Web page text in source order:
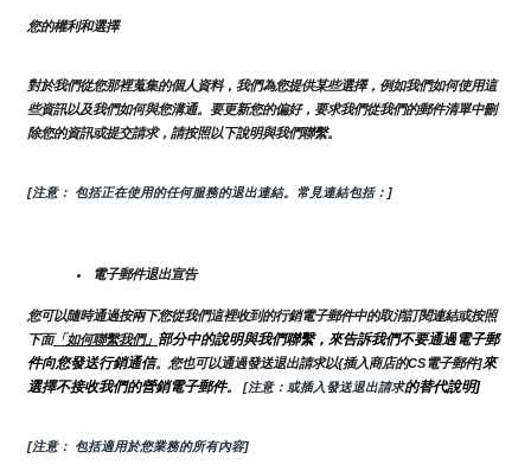
您的權利和選擇
對於我們從您那裡蒐集的個人資料，我們為您提供某些選擇，例如我們如何使用這
些資訊以及我們如何與您溝通。要更新您的偏好，要求我們從我們的郵件清單中刪
除您的資訊或提交請求，請按照以下說明與我們聯繫。
[注意： 包括正在使用的任何服務的退出連結。常見連結包括：]
電子郵件退出宣告
您可以隨時通過按兩下您從我們這裡收到的行銷電子郵件中的取消訂閱連結或按照
下面「如何聯繫我們」 部分中的說明與我們聯繫，來告訴我們不要通過電子郵
件向您發送行銷通信。您也可以通過發送退出請求以{插入商店的CS電子郵件]來
選擇不接收我們的營銷電子郵件。 [注意：或插入發送退出請求的替代說明]
[注意： 包括適用於您業務的所有內容]